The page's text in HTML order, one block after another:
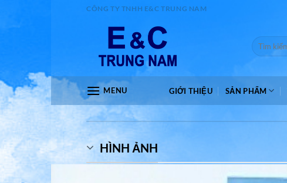
CÔNG TY TNHH E&C TRUNG NAM
Tìm
kiếm:
MENU GIỚI THIỆU SẢN PHẨM
HÌNH ẢNH